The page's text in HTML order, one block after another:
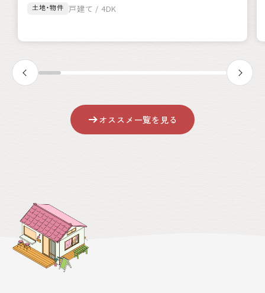
土地・物件 戸建て / 4DK
オススメ一覧を見る